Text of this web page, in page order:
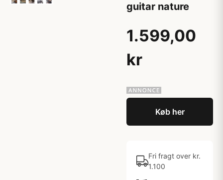
guitar nature
1.599,00
kr
Køb her
Fri fragt over kr.
1.100